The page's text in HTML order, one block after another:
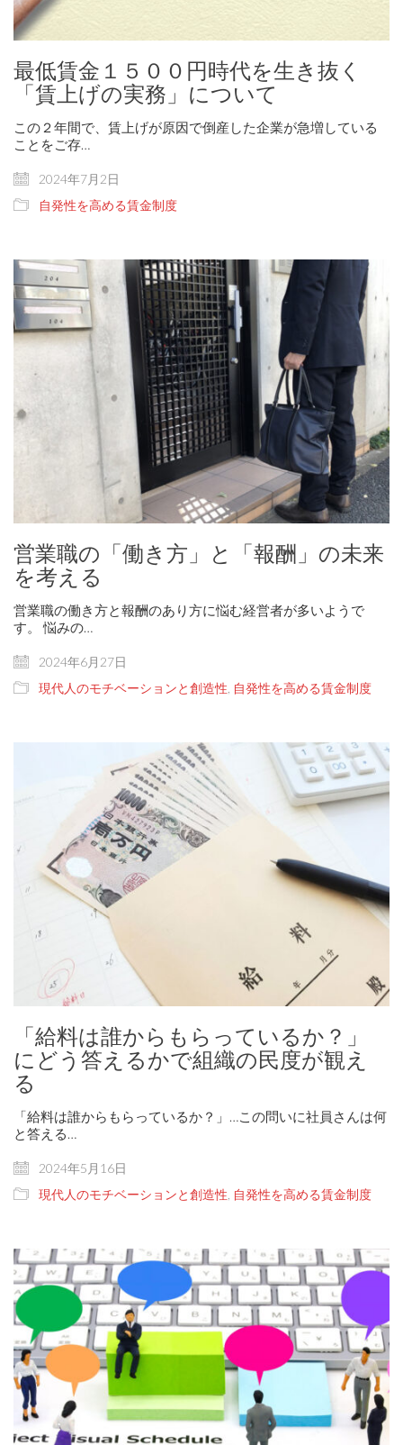
最低賃金１５００円時代を生き抜く
「賃上げの実務」について
この２年間で、賃上げが原因で倒産した企業が急増している
ことをご存…
2024年7月2日
自発性を高める賃金制度
営業職の「働き方」と「報酬」の未来
を考える
営業職の働き方と報酬のあり方に悩む経営者が多いようで
す。 悩みの…
2024年6月27日
現代人のモチベーションと創造性 自発性を高める賃金制度
「給料は誰からもらっているか？」
にどう答えるかで組織の民度が観え
る
「給料は誰からもらっているか？」…この問いに社員さんは何
と答える…
2024年5月16日
現代人のモチベーションと創造性 自発性を高める賃金制度